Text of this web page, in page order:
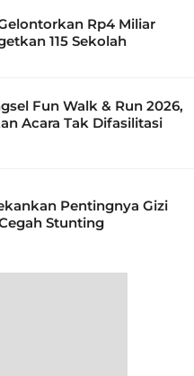
Rp4 Miliar
115 Sekolah
Fun Walk & Run 2026,
Acara Tak Difasilitasi
Pentingnya Gizi
Stunting